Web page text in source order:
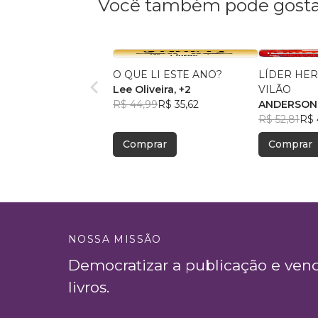
Você também pode
O QUE LI ESTE ANO?
Lee Oliveira, +2
R$ 44,99R$ 35,62
Comprar
LÍDER
VILÃO
R$ 52,81R$
Comprar
NOSSA MISSÃO
Democratizar a publicação e
livros.